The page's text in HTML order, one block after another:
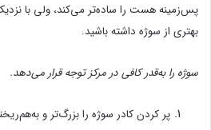
پس‌زمینه هست را ساده‌تر می‌کند، ولی با
بهتری از سوژه داشته باشید.
سوژه را به‌قدر کافی در مرکز توجه قرار می‌دهد.
پر کردن کادر سوژه را بزرگ‌تر و